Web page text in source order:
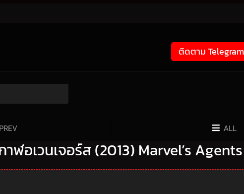
ติดตาม Telegram
PREV ALL
ฬอเวนเจอร์ส (2013) Marvel’s Agents